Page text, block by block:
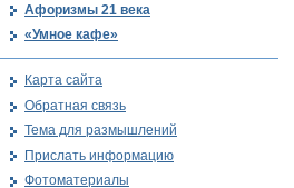
Афоризмы 21 века
«Умное кафе»
Карта сайта
Обратная связь
Тема для размышлений
Прислать информацию
Фотоматериалы